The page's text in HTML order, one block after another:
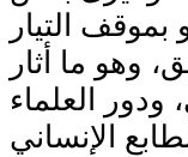
التيار
وهو ما أثار
العلماء